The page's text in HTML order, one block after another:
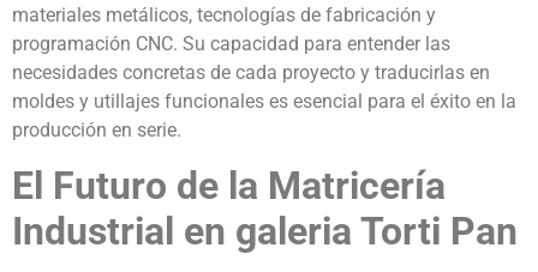
materiales metálicos, tecnologías de fabricación y
programación CNC. Su capacidad para entender las
necesidades concretas de cada proyecto y traducirlas en
moldes y utillajes funcionales es esencial para el éxito en la
producción en serie.
El Futuro de la Matricería
Industrial en galeria Torti Pan